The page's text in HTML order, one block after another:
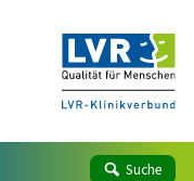
Suche